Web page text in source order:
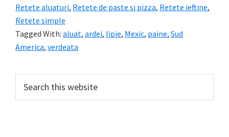
Retete aluaturi, Retete de paste si pizza, Retete ieftine,
Retete simple
Tagged With: aluat, ardei, lipie, Mexic, paine, Sud
America, verdeata
Primary
Sidebar
this